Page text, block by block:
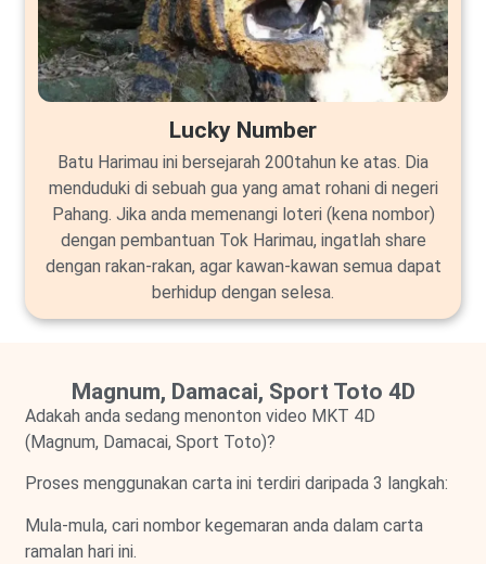
Lucky Number
Batu Harimau ini bersejarah 200tahun ke atas. Dia
menduduki di sebuah gua yang amat rohani di negeri
Pahang. Jika anda memenangi loteri (kena nombor)
dengan pembantuan Tok Harimau, ingatlah share
dengan rakan-rakan, agar kawan-kawan semua dapat
berhidup dengan selesa.
Magnum, Damacai, Sport Toto 4D
Adakah anda sedang menonton video MKT 4D
(Magnum, Damacai, Sport Toto)?
Proses menggunakan carta ini terdiri daripada 3 langkah:
Mula-mula, cari nombor kegemaran anda dalam carta
ramalan hari ini.